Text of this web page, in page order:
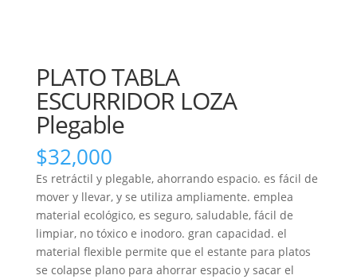
PLATO TABLA
ESCURRIDOR LOZA
Plegable
$32,000
Es retráctil y plegable, ahorrando espacio. es fácil de
mover y llevar, y se utiliza ampliamente. emplea
material ecológico, es seguro, saludable, fácil de
limpiar, no tóxico e inodoro. gran capacidad. el
material flexible permite que el estante para platos
se colapse plano para ahorrar espacio y sacar el